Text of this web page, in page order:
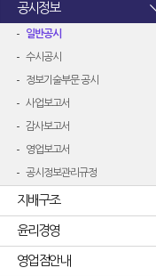
공시정보
일반공시
수시공시
정보기술부문 공시
사업보고서
감사보고서
영업보고서
공시정보관리규정
지배구조
윤리경영
영업점안내